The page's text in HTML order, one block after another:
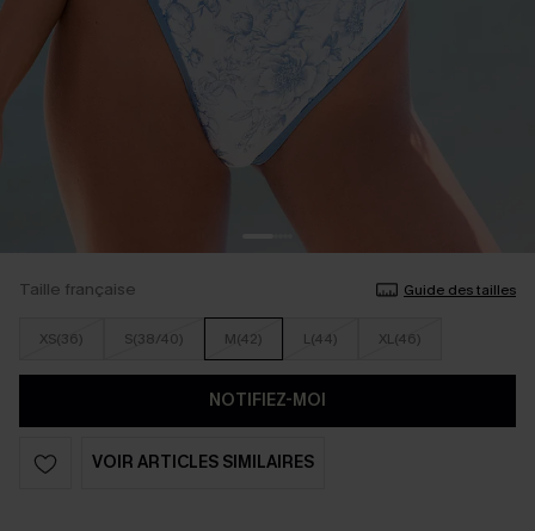
Taille française Guide des tailles
XS(36) S(38/40) M(42) L(44) XL(46)
NOTIFIEZ-MOI
VOIR ARTICLES SIMILAIRES